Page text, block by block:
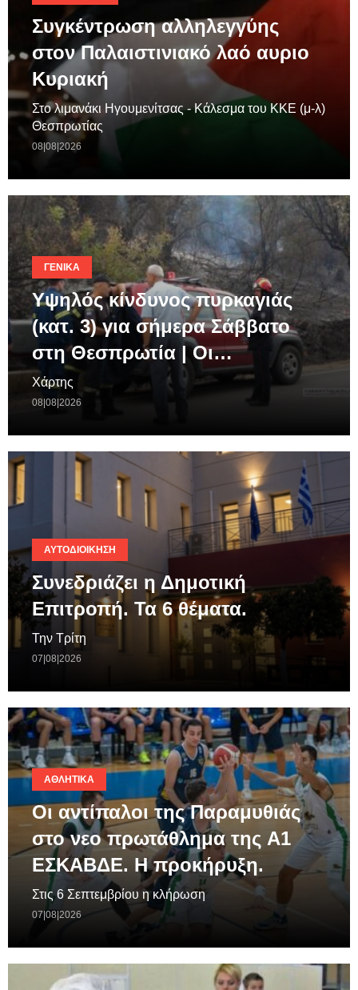
Συγκέντρωση αλληλεγγύης
στον Παλαιστινιακό λαό αυριο
Κυριακή
Στο λιμανάκι Ηγουμενίτσας - Κάλεσμα του ΚΚΕ (μ-λ)
Θεσπρωτίας
08|08|2026
ΓΕΝΙΚΆ
Υψηλός κίνδυνος πυρκαγιάς
(κατ. 3) για σήμερα Σάββατο
στη Θεσπρωτία | Οι…
Χάρτης
08|08|2026
ΑΥΤΟΔΙΟΊΚΗΣΗ
Συνεδριάζει η Δημοτική
Επιτροπή. Τα 6 θέματα.
Την Τρίτη
07|08|2026
ΑΘΛΗΤΙΚΆ
Οι αντίπαλοι της Παραμυθιάς
στο νεο πρωτάθλημα της A1
ΕΣΚΑΒΔΕ. Η προκήρυξη.
Στις 6 Σεπτεμβρίου η κλήρωση
07|08|2026